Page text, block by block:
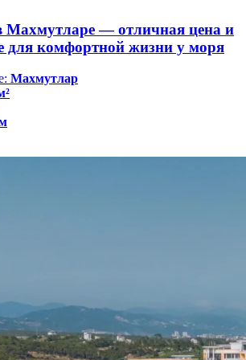
Махмутларе — отличная цена и
для комфортной жизни у моря
Махмутлар